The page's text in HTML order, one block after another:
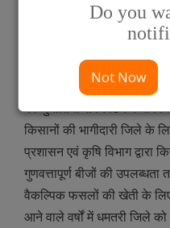
धमतरी जिले में फसलचक्र
प्राथमिकता है। इससे दलहन,
किसानों की आय बढ़ेगी, साथ ही
के संरक्षण में भी मदद मिलेगी।
की चुनौतियों से निपटने में भी
किसानों की भागीदारी जिले के
प्रशासन एवं कृषि विभाग द्वारा
गुणवत्तापूर्ण बीजों की
वैकल्पिक फसलों की खेती के लिए
आने वाले वर्षों में धमतरी जिले
Do you
Not Now